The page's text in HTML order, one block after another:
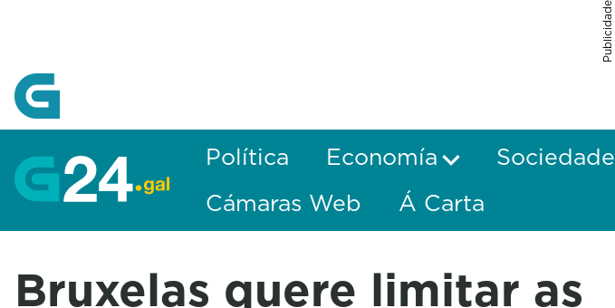
Publicidade
Política Economía Sociedade
Cámaras Web
Á Carta
Bruxelas quere limitar as